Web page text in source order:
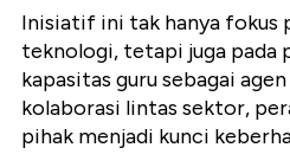
Inisiatif ini tak hanya fokus
teknologi, tetapi juga pada
kapasitas guru sebagai
kolaborasi lintas sektor,
pihak menjadi kunci